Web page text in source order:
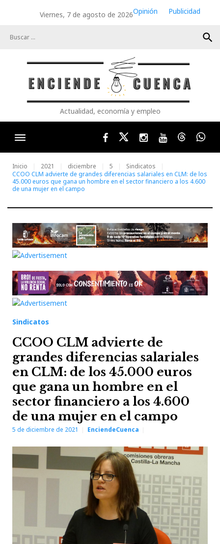
Viernes, 7 de agosto de 2026Opinión
Publicidad
search
Actualidad, economía y empleo
FacebookTwitterInstagram
YoutubeThreads
Inicio 2021 diciembre 5
Sindicatos
CCOO CLM advierte de grandes diferencias salariales en CLM: de los
45.000 euros que gana un hombre en el sector financiero a los 4.600
de una mujer en el campo
Sindicatos
CCOO CLM advierte de
grandes diferencias salariales
en CLM: de los 45.000 euros
que gana un hombre en el
sector financiero a los 4.600
de una mujer en el campo
5 de diciembre de 2021 EnciendeCuenca